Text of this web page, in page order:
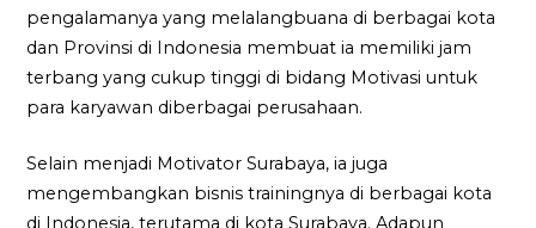
pengalamanya yang melalangbuana di berbagai kota
dan Provinsi di Indonesia membuat ia memiliki jam
terbang yang cukup tinggi di bidang Motivasi untuk
para karyawan diberbagai perusahaan.
Selain menjadi Motivator Surabaya, ia juga
mengembangkan bisnis trainingnya di berbagai kota
di Indonesia, terutama di kota Surabaya. Adapun